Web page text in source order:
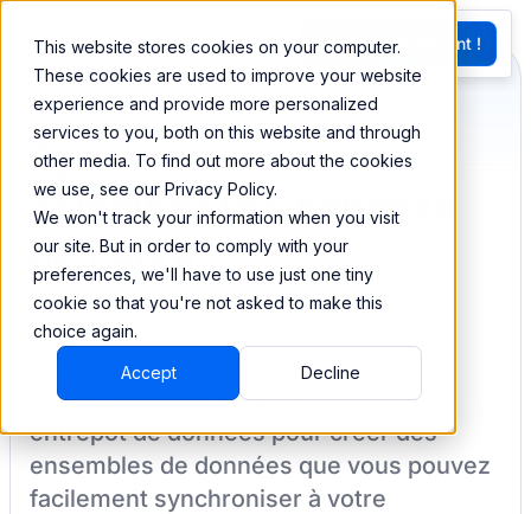
This website stores cookies on your computer.
These cookies are used to improve your website
experience and provide more personalized
services to you, both on this website and through
other media. To find out more about the cookies
we use, see our Privacy Policy.
We won't track your information when you visit
our site. But in order to comply with your
preferences, we'll have to use just one tiny
cookie so that you're not asked to make this
choice again.
Accept Decline
EN
G
Essayez Maintenant !
Synchronisez et
combinez vos données
de Zuora
BEEM vous permet de charger vos
données à partir deZuoradans un
entrepôt de données pour créer des
ensembles de données que vous pouvez
facilement synchroniser à votre